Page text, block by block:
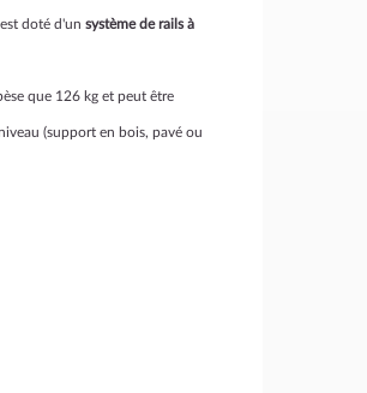
doté d'un système de rails à
que 126 kg et peut être
(support en bois, pavé ou